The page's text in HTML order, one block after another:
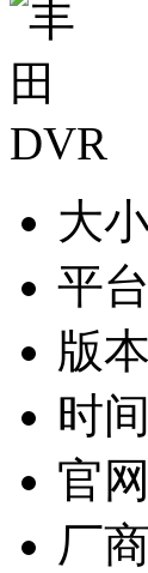
大小
平台
版
时间
官网
厂